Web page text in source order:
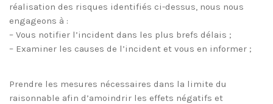
réalisation des risques identifiés ci-dessus, nous nous
engageons à :
– Vous notifier l’incident dans les plus brefs délais ;
– Examiner les causes de l’incident et vous en informer ;
Prendre les mesures nécessaires dans la limite du
raisonnable afin d’amoindrir les effets négatifs et